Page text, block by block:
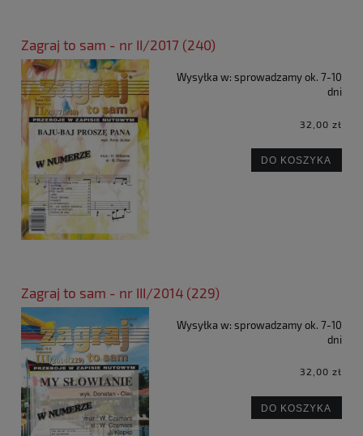
Zagraj to sam - nr II/2017 (240)
Wysyłka w: sprowadzamy ok. 7-10
dni
32,00 zł
DO KOSZYKA
Zagraj to sam - nr III/2014 (229)
Wysyłka w: sprowadzamy ok. 7-10
dni
32,00 zł
DO KOSZYKA